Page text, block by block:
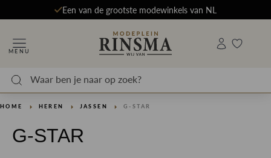
Een van de grootste modewinkels van NL
MENU
HOME HEREN JASSEN G-STAR
G-STAR